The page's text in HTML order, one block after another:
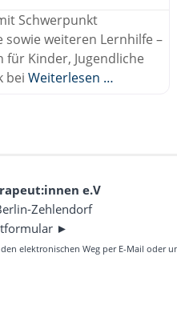
Schwerpunkt
sowie weiteren Lernhilfe –
Kinder, Jugendliche
bei Weiterlesen …
e.V
Zehlendorf
►
elektronischen Weg per E-Mail oder